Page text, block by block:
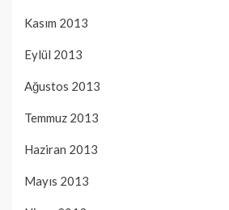
Kasım 2013
Eylül 2013
Ağustos 2013
Temmuz 2013
Haziran 2013
Mayıs 2013